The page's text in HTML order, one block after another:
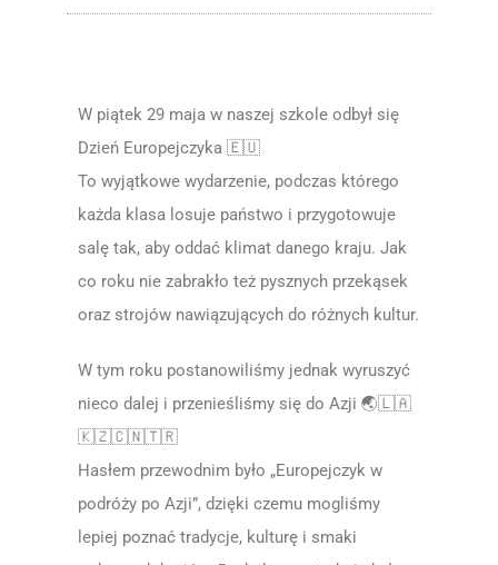
W piątek 29 maja w naszej szkole odbył się
Dzień Europejczyka 🇪🇺
To wyjątkowe wydarzenie, podczas którego
każda klasa losuje państwo i przygotowuje
salę tak, aby oddać klimat danego kraju. Jak
co roku nie zabrakło też pysznych przekąsek
oraz strojów nawiązujących do różnych kultur.
W tym roku postanowiliśmy jednak wyruszyć
nieco dalej i przenieśliśmy się do Azji 🌏🇱🇦
🇰🇿🇨🇳🇹🇷
Hasłem przewodnim było „Europejczyk w
podróży po Azji”, dzięki czemu mogliśmy
lepiej poznać tradycje, kulturę i smaki